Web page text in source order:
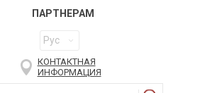
ПАРТНЕРАМ
Рус
КОНТАКТНАЯ
ИНФОРМАЦИЯ